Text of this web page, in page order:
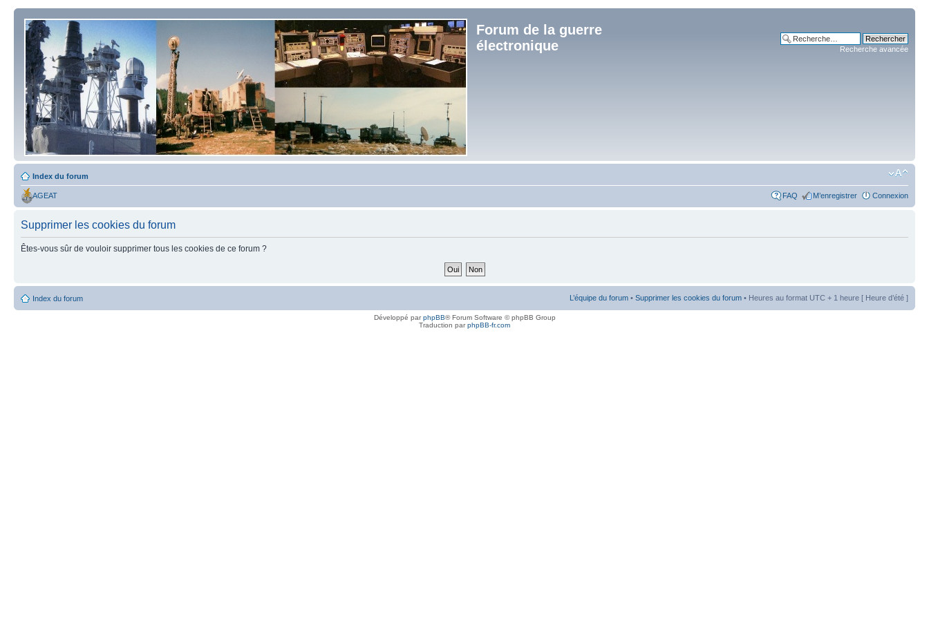
Forum de la guerre
électronique
Recherche avancée
Index du forum
AGEAT FAQ M’enregistrer Connexion
Supprimer les cookies du forum
Êtes-vous sûr de vouloir supprimer tous les cookies de ce forum ?
Index du forum L’équipe du forum • Supprimer les cookies du forum • Heures au format UTC + 1 heure [ Heure d’été ]
Développé parphpBB® Forum Software © phpBB Group
Traduction parphpBB-fr.com